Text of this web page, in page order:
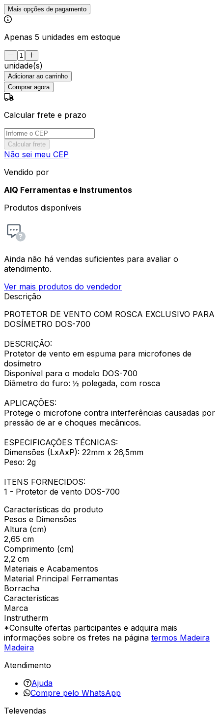
Mais opções de pagamento
Apenas 5 unidades em estoque
unidade(s)
Adicionar ao carrinho
Comprar agora
Calcular frete e prazo
Calcular frete
Não sei meu CEP
Vendido por
AIQ Ferramentas e Instrumentos
Produtos disponíveis
Ainda não há vendas suficientes para avaliar o
atendimento.
Ver mais produtos do vendedor
Descrição
PROTETOR DE VENTO COM ROSCA EXCLUSIVO PARA
DOSÍMETRO DOS-700
DESCRIÇÃO:
Protetor de vento em espuma para microfones de
dosímetro
Disponível para o modelo DOS-700
Diâmetro do furo: ½ polegada, com rosca
APLICAÇÕES:
Protege o microfone contra interferências causadas por
pressão de ar e choques mecânicos.
ESPECIFICAÇÕES TÉCNICAS:
Dimensões (LxAxP): 22mm x 26,5mm
Peso: 2g
ITENS FORNECIDOS:
1 - Protetor de vento DOS-700
Características do produto
Pesos e Dimensões
Altura (cm)
2,65 cm
Comprimento (cm)
2,2 cm
Materiais e Acabamentos
Material Principal Ferramentas
Borracha
Características
Marca
Instrutherm
*Consulte ofertas participantes e adquira mais
informações sobre os fretes na página termos Madeira
Madeira
Atendimento
Ajuda
Compre pelo WhatsApp
Televendas